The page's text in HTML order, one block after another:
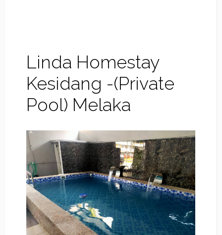
Linda Homestay
Kesidang -(Private
Pool) Melaka